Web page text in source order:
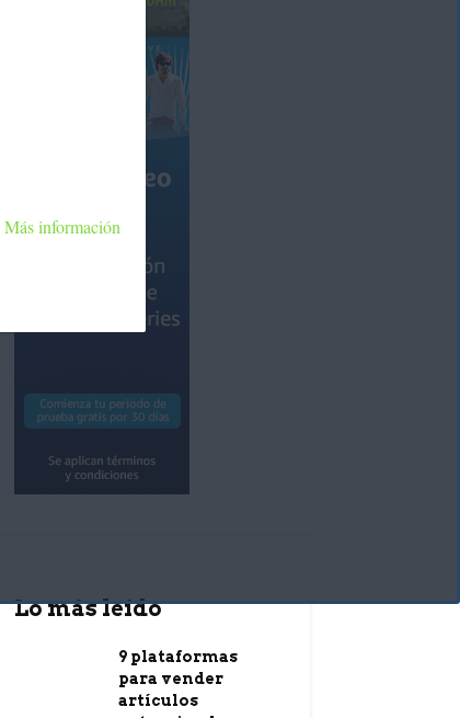
Lo más leído
9 plataformas
para vender
artículos
Más información